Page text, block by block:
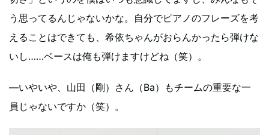
う思ってるんじゃないかな。自分でピアノのフレーズを考
えることはできても、希依ちゃんがおらんかったら弾けな
いし……ベースは俺も弾けますけどね（笑）。
―いやいや、山田（剛）さん（Ba）もチームの重要な一
員じゃないですか（笑）。